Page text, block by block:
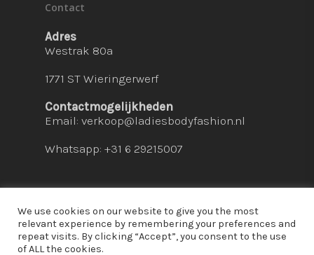
Contact
Adres
Westrak 80a
1771 ST Wieringerwerf
Contactmogelijkheden
Email: verkoop@ladiesbodyfashion.nl
Whatsapp: +31 6 29215007
© 2026 Ladies Bodyfashion. hosted by:
We use cookies on our website to give you the most
relevant experience by remembering your preferences and
repeat visits. By clicking “Accept”, you consent to the use
of ALL the cookies.